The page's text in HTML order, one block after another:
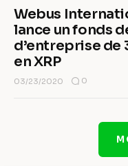
Webus
lance un fonds
d’entreprise
en XRP
03/23/2020 0